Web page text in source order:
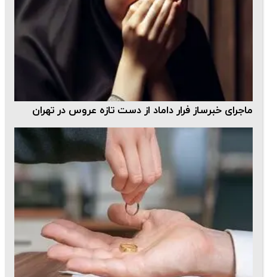
ماجرای خبرساز فرار داماد از دست تازه عروس در تهران